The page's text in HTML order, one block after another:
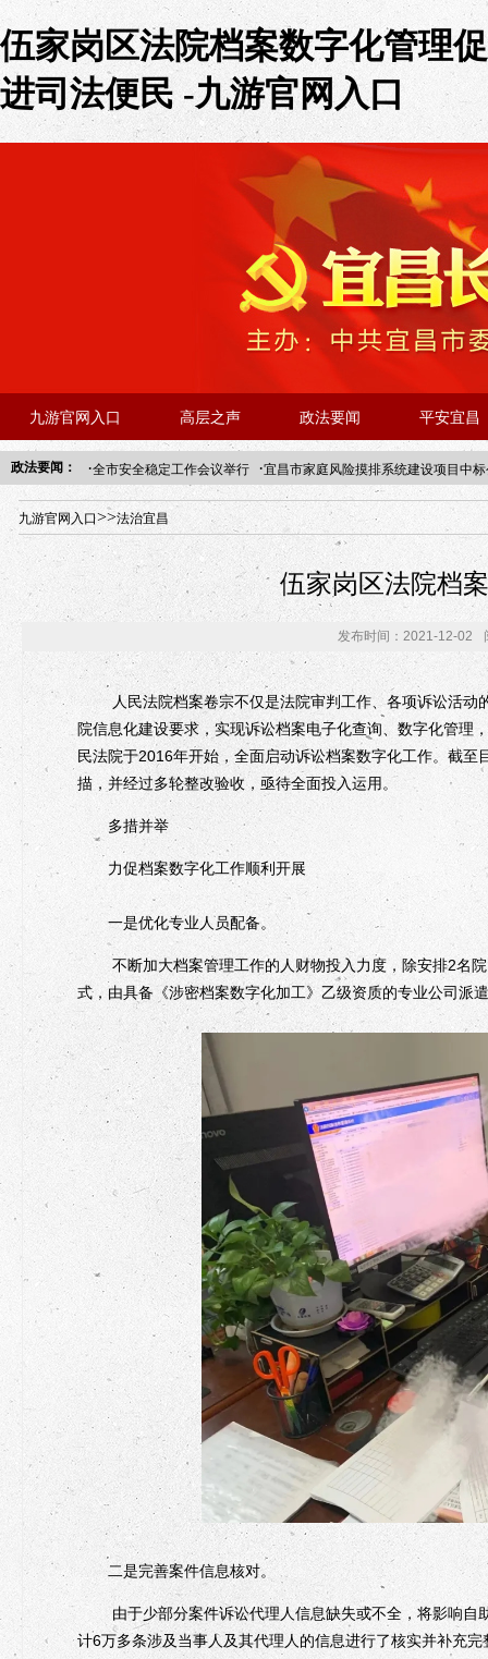
伍家岗区法院档案数字化管理促
进司法便民 -九游官网入口
九游官网入口 高层之声 政法要闻 平安宜昌
政法要闻： ·全市安全稳定工作会议举行 ·宜昌市家庭风险摸排系统建设项目中
年“招才兴业”事业单位人才引进·北京站人民大学入校工作提醒
九游官网入口>>法治宜昌
伍家岗区法院档
发布时间：2021-12-02
人民法院档案卷宗不仅是法院审判工作、各项诉讼活动
院信息化建设要求，实现诉讼档案电子化查询、数字化管理
民法院于2016年开始，全面启动诉讼档案数字化工作。截
描，并经过多轮整改验收，亟待全面投入运用。
多措并举
力促档案数字化工作顺利开展
一是优化专业人员配备。
不断加大档案管理工作的人财物投入力度，除安排2名院
式，由具备《涉密档案数字化加工》乙级资质的专业公司派
二是完善案件信息核对。
由于少部分案件诉讼代理人信息缺失或不全，将影响自
计6万多条涉及当事人及其代理人的信息进行了核实并补充